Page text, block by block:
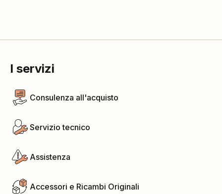
I servizi
Consulenza all'acquisto
Servizio tecnico
Assistenza
Accessori e Ricambi Originali